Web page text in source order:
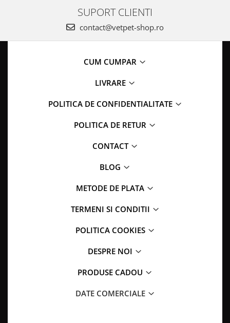
SUPORT CLIENTI
contact@vetpet-shop.ro
CUM CUMPAR
LIVRARE
POLITICA DE CONFIDENTIALITATE
POLITICA DE RETUR
CONTACT
BLOG
METODE DE PLATA
TERMENI SI CONDITII
POLITICA COOKIES
DESPRE NOI
PRODUSE CADOU
DATE COMERCIALE